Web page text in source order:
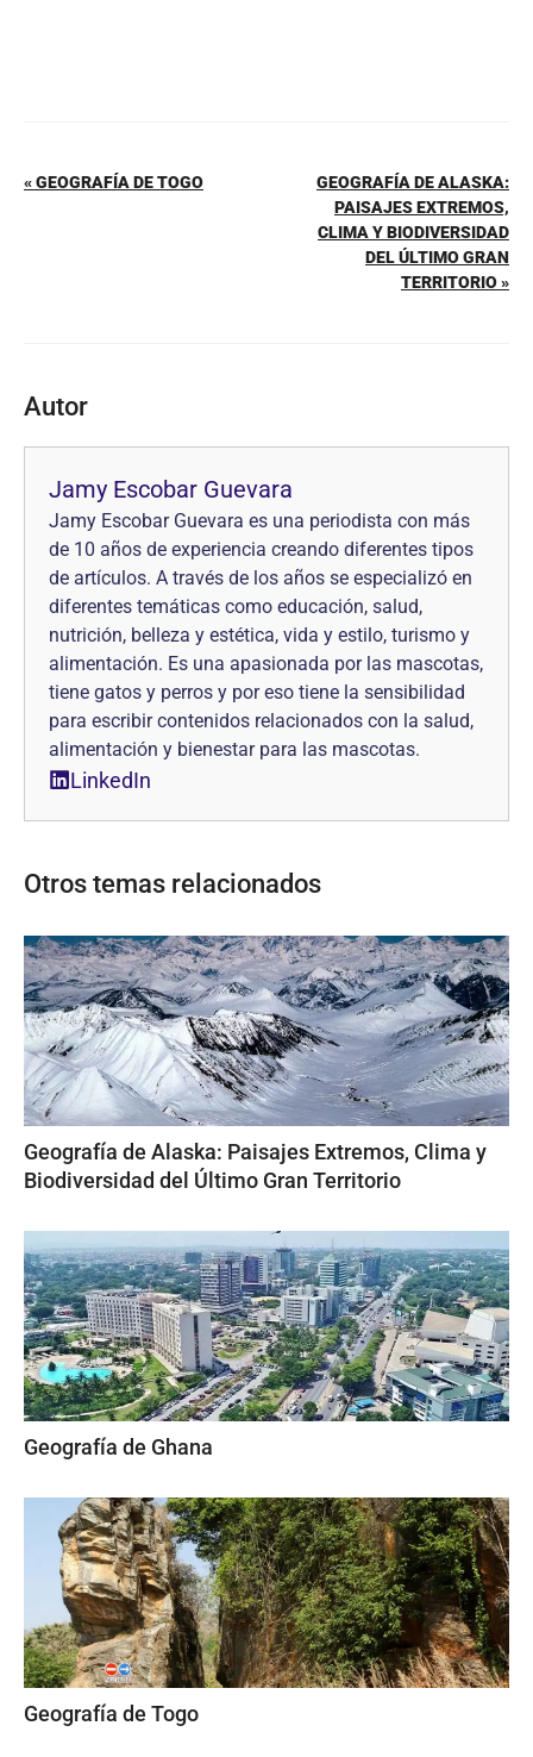
« GEOGRAFÍA DE TOGO
GEOGRAFÍA DE ALASKA:
PAISAJES EXTREMOS,
CLIMA Y BIODIVERSIDAD
DEL ÚLTIMO GRAN
TERRITORIO »
Autor
Jamy Escobar Guevara
Jamy Escobar Guevara es una periodista con más
de 10 años de experiencia creando diferentes tipos
de artículos. A través de los años se especializó en
diferentes temáticas como educación, salud,
nutrición, belleza y estética, vida y estilo, turismo y
alimentación. Es una apasionada por las mascotas,
tiene gatos y perros y por eso tiene la sensibilidad
para escribir contenidos relacionados con la salud,
alimentación y bienestar para las mascotas.
LinkedIn
Otros temas relacionados
Geografía de Alaska: Paisajes Extremos, Clima y
Biodiversidad del Último Gran Territorio
Geografía de Ghana
Geografía de Togo